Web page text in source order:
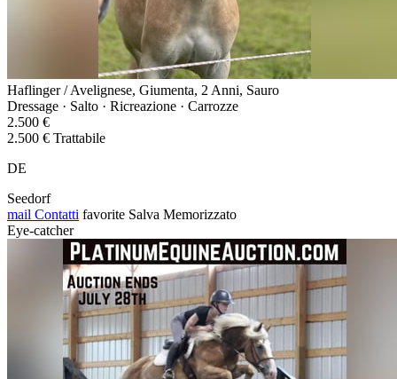
Haflinger / Avelignese, Giumenta, 2 Anni, Sauro
Dressage · Salto · Ricreazione · Carrozze
2.500 €
2.500 € Trattabile
DE
Seedorf
mail Contatti favorite Salva Memorizzato
Eye-catcher